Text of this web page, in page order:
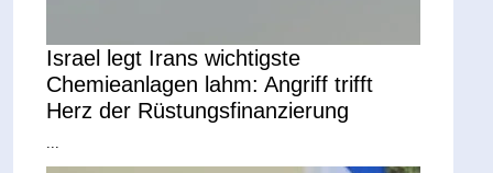
Israel legt Irans wichtigste
Chemieanlagen lahm: Angriff trifft
Herz der Rüstungsfinanzierung